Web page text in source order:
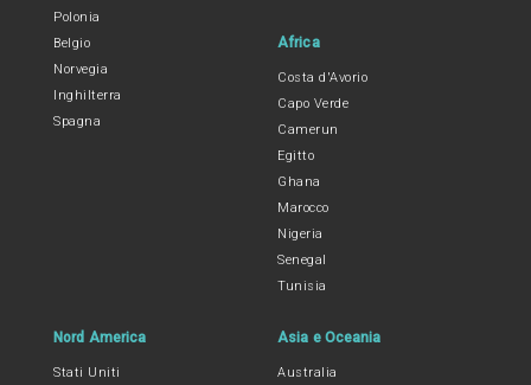
Polonia
Belgio
Norvegia
Inghilterra
Spagna
Africa
Costa d'Avorio
Capo Verde
Camerun
Egitto
Ghana
Marocco
Nigeria
Senegal
Tunisia
Nord America
Stati Uniti
Asia e Oceania
Australia